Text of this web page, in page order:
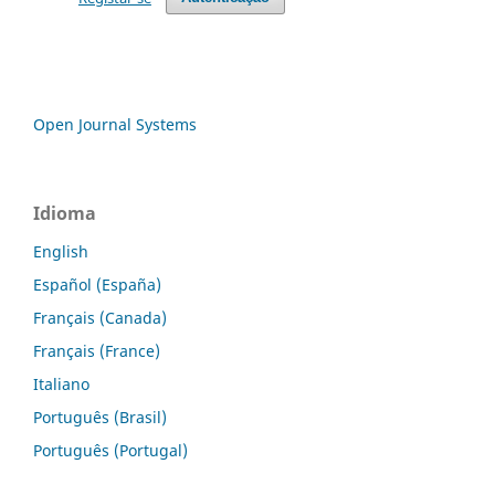
Open Journal Systems
Idioma
English
Español (España)
Français (Canada)
Français (France)
Italiano
Português (Brasil)
Português (Portugal)